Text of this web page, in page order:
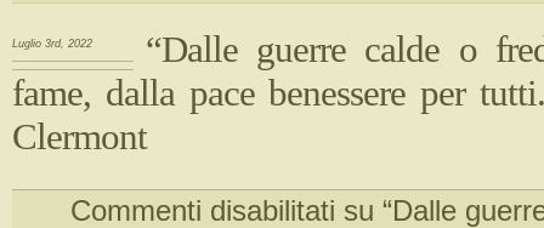
Luglio 3rd, 2022
“Dalle guerre calde o
fame, dalla pace benessere per
Clermont
Commenti disabilitati su “Dalle